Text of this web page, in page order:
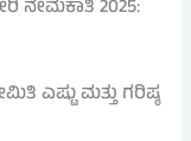
ನೇಮಕಾತಿ 2025:
ಎಷ್ಟು ಮತ್ತು ಗರಿಷ್ಠ